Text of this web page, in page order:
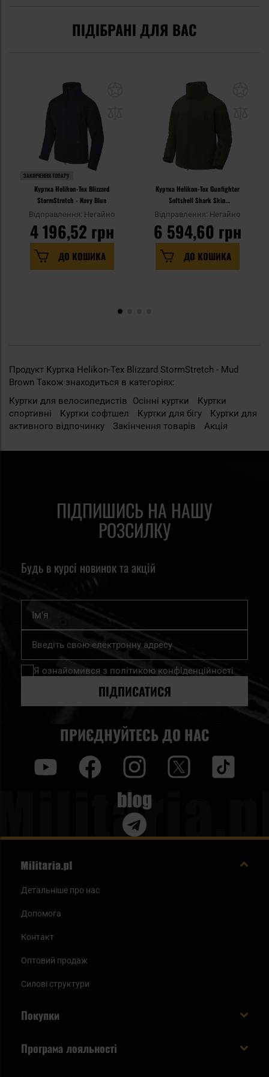
ПІДІБРАНІ ДЛЯ ВАС
ЗАКІНЧЕННЯ ТОВАРУ
Куртка Helikon-Tex Blizzard
StormStretch - Navy Blue
Відправлення: Негайно
4 196,52 грн
ДО КОШИКА
Куртка Helikon-Tex Gunfighter
Softshell Shark Skin
Windblocker - Olive Green
Відправлення: Негайно
6 594,60 грн
ДО КОШИКА
Продукт Куртка Helikon-Tex Blizzard StormStretch - Mud
Brown Також знаходиться в категоріях:
Куртки для велосипедистів
Осінні куртки
Куртки
cпортивні
Куртки софтшел Куртки для бігу
Куртки для
активного відпочинку
Закінчення товарів Акція
ПІДПИШИСЬ НА НАШУ
РОЗСИЛКУ
Будь в курсі новинок та акцій
Підпишіться
нашу
розсилку
Я ознайомився з політикою конфіденційності
ПІДПИСАТИСЯ
ПРИЄДНУЙТЕСЬ ДО НАС
Blog
Детальніше про нас
Допомога
Контакт
Оптовий продаж
Силові структури
Покупки
Програма лояльності